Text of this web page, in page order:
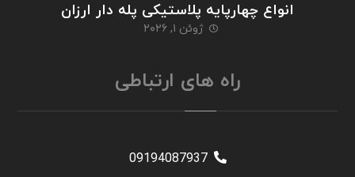
انواع چهارپایه پلاستیکی پله دار ارزان
ژوئن ۱, ۲۰۲۶
راه های ارتباطی
09194087937